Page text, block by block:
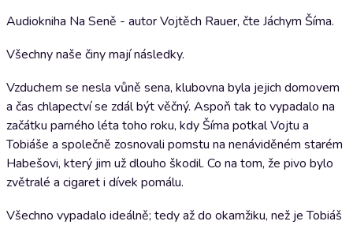
Audiokniha Na Seně - autor Vojtěch Rauer, čte Jáchym Šíma.
Všechny naše činy mají následky.
Vzduchem se nesla vůně sena, klubovna byla jejich domovem
a čas chlapectví se zdál být věčný. Aspoň tak to vypadalo na
začátku parného léta toho roku, kdy Šíma potkal Vojtu a
Tobiáše a společně zosnovali pomstu na nenáviděném starém
Habešovi, který jim už dlouho škodil. Co na tom, že pivo bylo
zvětralé a cigaret i dívek pomálu.
Všechno vypadalo ideálně; tedy až do okamžiku, než je Tobiáš